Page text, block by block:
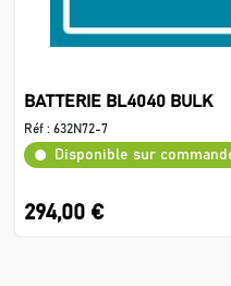
BATTERIE BL4040 BULK
Réf : 632N72-7
Disponible sur
294,00 €